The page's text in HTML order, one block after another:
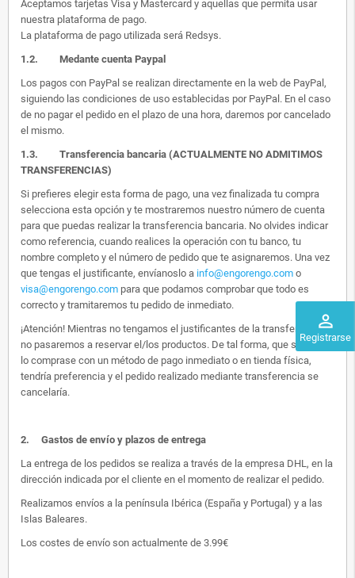
perm_identity
Registrarse
Aceptamos tarjetas Visa y Mastercard y aquellas que permita usar
nuestra plataforma de pago.
La plataforma de pago utilizada será Redsys.
1.2. Medante cuenta Paypal
Los pagos con PayPal se realizan directamente en la web de PayPal,
siguiendo las condiciones de uso establecidas por PayPal. En el caso
de no pagar el pedido en el plazo de una hora, daremos por cancelado
el mismo.
1.3. Transferencia bancaria (ACTUALMENTE NO ADMITIMOS
TRANSFERENCIAS)
Si prefieres elegir esta forma de pago, una vez finalizada tu compra
selecciona esta opción y te mostraremos nuestro número de cuenta
para que puedas realizar la transferencia bancaria. No olvides indicar
como referencia, cuando realices la operación con tu banco, tu
nombre completo y el número de pedido que te asignaremos. Una vez
que tengas el justificante, envíanoslo a info@engorengo.com o
visa@engorengo.com para que podamos comprobar que todo es
correcto y tramitaremos tu pedido de inmediato.
¡Atención! Mientras no tengamos el justificantes de la transferencia,
no pasaremos a reservar el/los productos. De tal forma, que si alguien
lo comprase con un método de pago inmediato o en tienda física,
tendría preferencia y el pedido realizado mediante transferencia se
cancelaría.
2. Gastos de envío y plazos de entrega
La entrega de los pedidos se realiza a través de la empresa DHL, en la
dirección indicada por el cliente en el momento de realizar el pedido.
Realizamos envíos a la península Ibérica (España y Portugal) y a las
Islas Baleares.
Los costes de envío son actualmente de 3.99€